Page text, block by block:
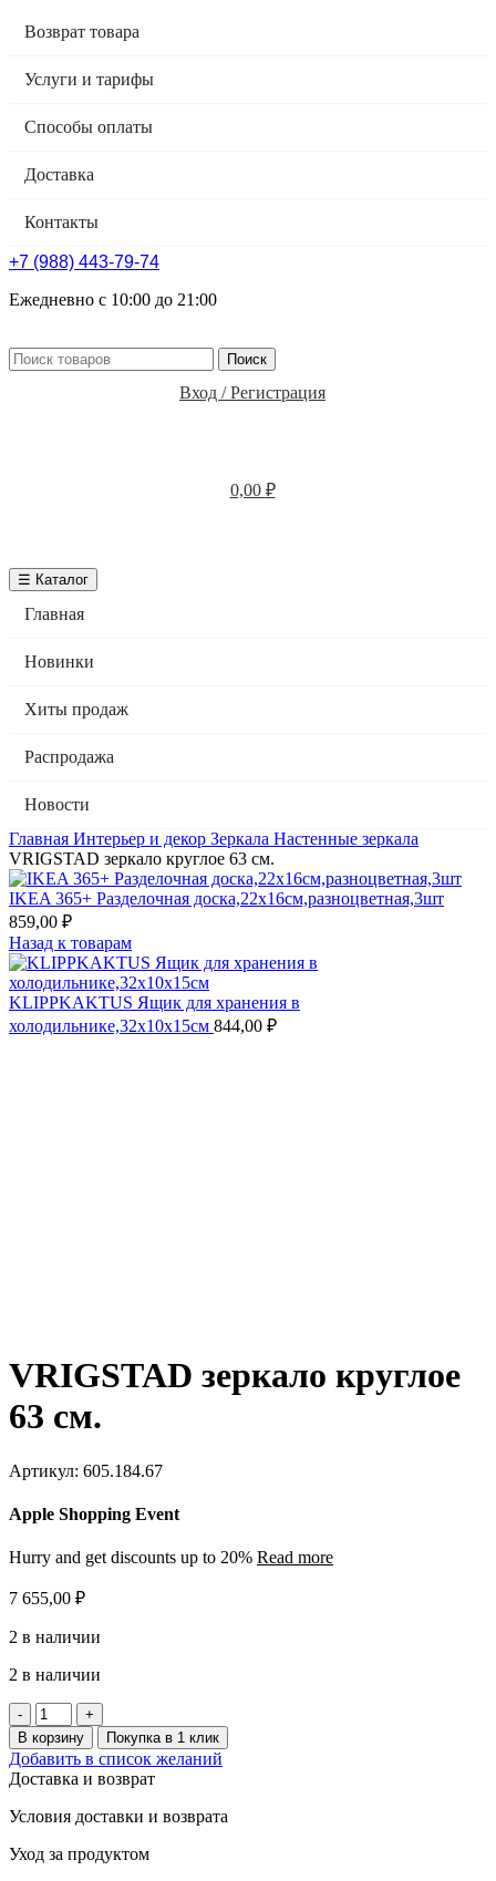
Возврат товара
Услуги и тарифы
Способы оплаты
Доставка
Контакты
+7 (988) 443-79-74
Ежедневно с 10:00 до 21:00
Поиск
Вход / Регистрация
0,00 ₽
☰ Каталог
Главная
Новинки
Хиты продаж
Распродажа
Новости
Главная Интерьер и декор Зеркала Настенные зеркала
VRIGSTAD зеркало круглое 63 см.
IKEA 365+ Разделочная доска,22х16см,разноцветная,3шт
859,00 ₽
Назад к товарам
KLIPPKAKTUS Ящик для хранения в
холодильнике,32x10x15см 844,00 ₽
VRIGSTAD зеркало круглое
63 см.
Артикул: 605.184.67
Apple Shopping Event
Hurry and get discounts up to 20% Read more
7 655,00 ₽
2 в наличии
2 в наличии
Количество
товара
VRIGSTAD
зеркало
круглое
63
В корзину Покупка в 1 клик
Добавить в список желаний
Доставка и возврат
Условия доставки и возврата
Уход за продуктом